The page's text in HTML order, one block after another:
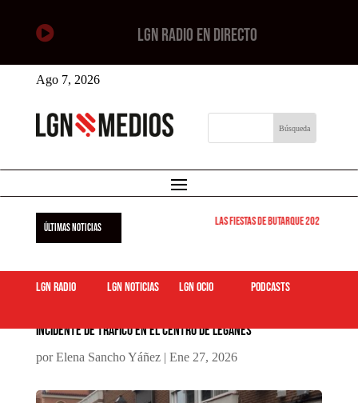
 LGN RADIO EN DIRECTO
Ago 7, 2026
ÚLTIMAS NOTICIAS Las Fiestas de Butarque 2026
LGN Radio LGN Noticias LGN ocio podcasts
Incidente de tráfico en el centro de Leganés
porElena Sancho Yáñez| Ene 27, 2026